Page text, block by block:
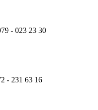
- 023 23 30
- 231 63 16